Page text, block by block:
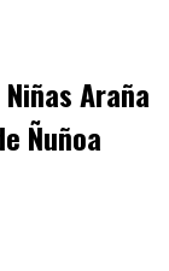
Araña
Ñuñoa